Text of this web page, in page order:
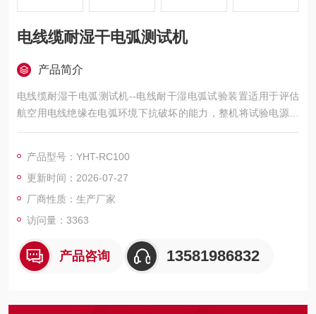
电线缆耐湿干电弧测试机
产品简介
电线缆耐湿干电弧测试机--电线耐干湿电弧试验装置适用于评估
航空用电线绝缘在电弧环境下抗破坏的能力，整机将试验电源控
制与机械切割装置、滴液装置有机结合，采用10寸高清触摸屏参
量等参数在触摸屏里显示，是一台专业的电线耐电弧测试设备。
产品型号：YHT-RC100
更新时间：2026-07-27
厂商性质：生产厂家
访问量：3363
产品咨询 13581986832